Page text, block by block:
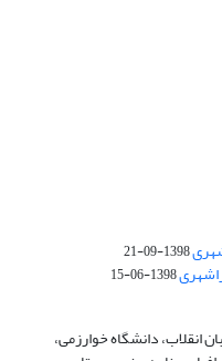
1398-09-21
1398-06-15
انقلاب، دانشگاه خوارزمی،